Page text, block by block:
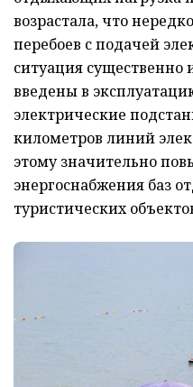
возрастала, что
перебоев с подачей
ситуация
введены в
электрические
километров линий
этому значительно
энергоснабжения баз
туристических